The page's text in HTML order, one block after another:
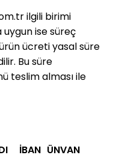
ilgili birimi
ise süreç
ücreti yasal süre
Bu süre
teslim alması ile
İBAN ÜNVAN